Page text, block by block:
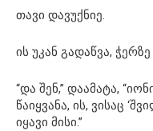
თავი დავუქნიე.
ის უკან გადაწვა,
“და შენ,” დაამატა,
წაიყვანა, ის, ვისაც
იყავი მისი.”